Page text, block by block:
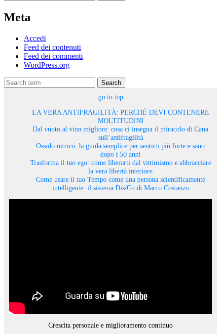
Meta
Accedi
Feed dei contenuti
Feed dei commenti
WordPress.org
Search
go to top
LA VERA ANTIFRAGILITÀ: PERCHÉ DEVI CONTENERE
MOLTITUDINI
Dal vuoto al vino migliore: cosa ci insegna il miracolo di Cana
sull’antifragilità
Ossido nitrico: la guida semplice per sentirti più forte e sano
dopo i 50 anni
Trasforma il tuo ego: come liberarti dal vittimismo e abbracciare
la vera libertà interiore
Come usare il tuo Tempo come una persona scientificamente
intelligente: il sistema Dis/Co di Marco Costanzo
Crescita personale e miglioramento continuo